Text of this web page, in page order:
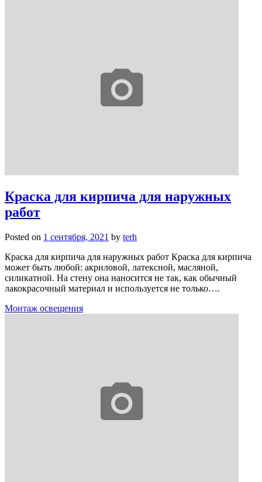
Краска для кирпича для наружных
работ
Posted on 1 сентября, 2021 by terh
Краска для кирпича для наружных работ Краска для кирпича
может быть любой: акриловой, латексной, масляной,
силикатной. На стену она наносится не так, как обычный
лакокрасочный материал и используется не только….
Монтаж освещения